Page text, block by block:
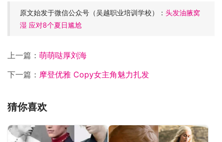
原文始发于微信公众号（吴越职业培训学校）： 头发油腋窝
湿 应对8个夏日尴尬
上一篇： 萌萌哒厚刘海
下一篇： 摩登优雅 Copy女主角魅力扎发
猜你喜欢